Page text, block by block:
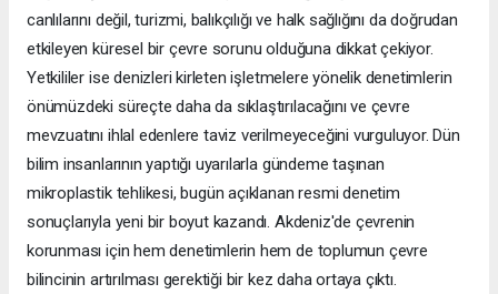
canlılarını değil, turizmi, balıkçılığı ve halk sağlığını da doğrudan
etkileyen küresel bir çevre sorunu olduğuna dikkat çekiyor.
Yetkililer ise denizleri kirleten işletmelere yönelik denetimlerin
önümüzdeki süreçte daha da sıklaştırılacağını ve çevre
mevzuatını ihlal edenlere taviz verilmeyeceğini vurguluyor. Dün
bilim insanlarının yaptığı uyarılarla gündeme taşınan
mikroplastik tehlikesi, bugün açıklanan resmi denetim
sonuçlarıyla yeni bir boyut kazandı. Akdeniz'de çevrenin
korunması için hem denetimlerin hem de toplumun çevre
bilincinin artırılması gerektiği bir kez daha ortaya çıktı.